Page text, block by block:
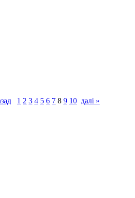
1 2 3 4 5 6 7 8 9 10 далі »